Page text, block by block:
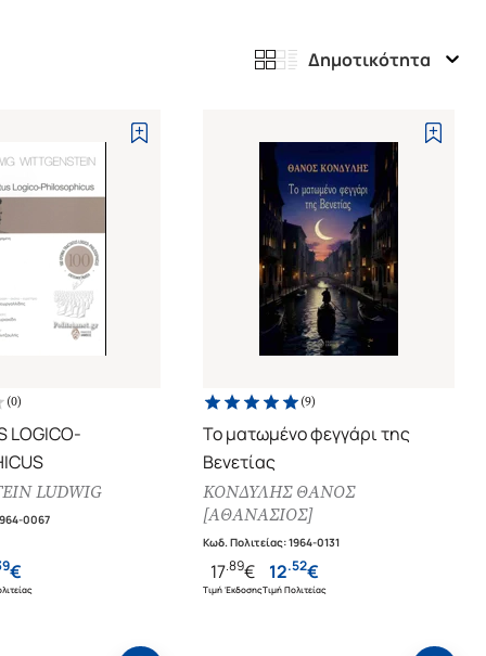
Δημοτικότητα
(0)
LOGICO-
LUDWIG
0067
€
(9)
Το ματωμένο φεγγάρι της
Βενετίας
ΚΟΝΔΥΛΗΣ ΘΑΝΟΣ
[ΑΘΑΝΑΣΙΟΣ]
Κωδ. Πολιτείας:1964-0131
17.89€
Τιμή Έκδοσης
12.52€
Τιμή Πολιτείας